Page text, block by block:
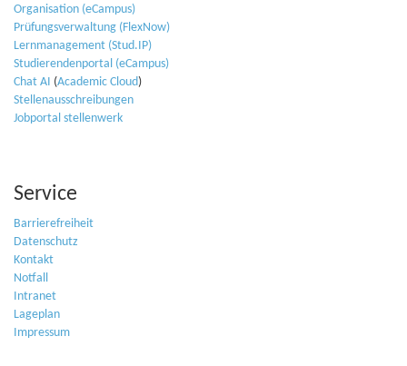
Organisation (eCampus)
Prüfungsverwaltung (FlexNow)
Lernmanagement (Stud.IP)
Studierendenportal (eCampus)
Chat AI (Academic Cloud)
Stellenausschreibungen
Jobportal stellenwerk
Service
Barrierefreiheit
Datenschutz
Kontakt
Notfall
Intranet
Lageplan
Impressum